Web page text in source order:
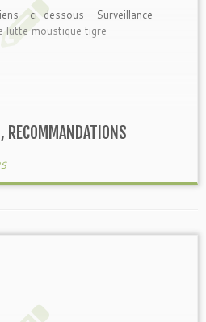
ci-dessous Surveillance
lutte moustique tigre
RECOMMANDATIONS